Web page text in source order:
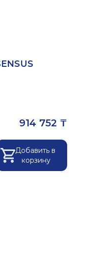
914 752 ₸
Добавить в
корзину